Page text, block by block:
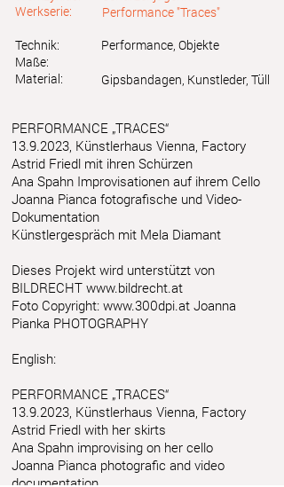
Werkserie:
Performance "Traces"
Technik:
Maße:
Material:
Performance, Objekte
Gipsbandagen, Kunstleder, Tüll
PERFORMANCE „TRACES“
13.9.2023, Künstlerhaus Vienna, Factory
Astrid Friedl mit ihren Schürzen
Ana Spahn Improvisationen auf ihrem Cello
Joanna Pianca fotografische und Video-
Dokumentation
Künstlergespräch mit Mela Diamant
Dieses Projekt wird unterstützt von
BILDRECHT www.bildrecht.at
Foto Copyright: www.300dpi.at Joanna
Pianka PHOTOGRAPHY
English:
PERFORMANCE „TRACES“
13.9.2023, Künstlerhaus Vienna, Factory
Astrid Friedl with her skirts
Ana Spahn improvising on her cello
Joanna Pianca photografic and video
documentation